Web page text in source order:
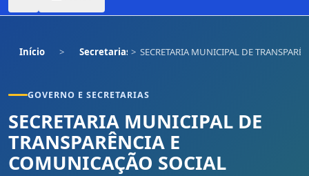
Início Secretarias SECRETARIA MUNICIPAL DE
GOVERNO E SECRETARIAS
SECRETARIA MUNICIPAL DE
TRANSPARÊNCIA E
COMUNICAÇÃO SOCIAL